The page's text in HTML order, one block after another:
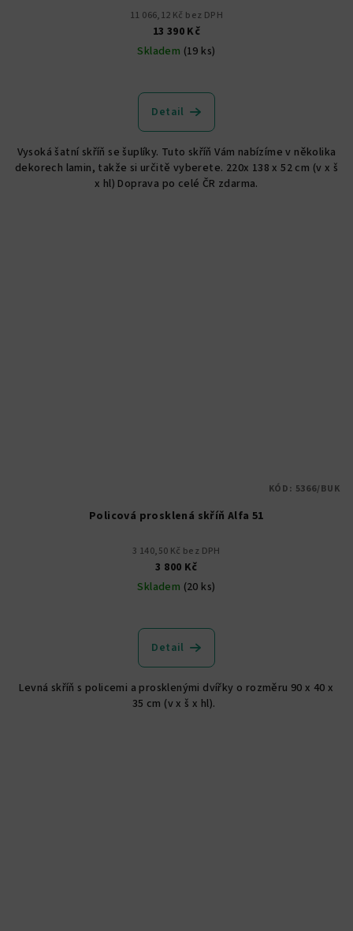
11 066,12 Kč bez DPH
13 390 Kč
Skladem (19 ks)
Detail
Vysoká šatní skříň se šuplíky. Tuto skříň Vám nabízíme v několika
dekorech lamin, takže si určitě vyberete. 220x 138 x 52 cm (v x š
x hl) Doprava po celé ČR zdarma.
Policová prosklená skříň Alfa 51
3 140,50 Kč bez DPH
3 800 Kč
Skladem (20 ks)
Detail
Levná skříň s policemi a prosklenými dvířky o rozměru 90 x 40 x
35 cm (v x š x hl).
KÓD: 5366/BUK